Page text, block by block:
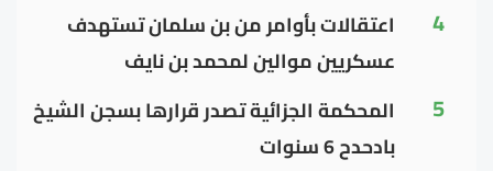
4
اعتقالات بأوامر من بن سلمان تستهدف
عسكريين موالين لمحمد بن نايف
5
المحكمة الجزائية تصدر قرارها بسجن الشيخ
بادحدح 6 سنوات